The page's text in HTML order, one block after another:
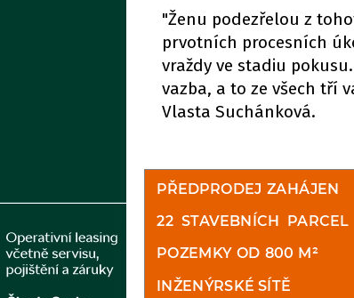
"Ženu podezřelou z
prvotních procesních
vraždy ve stadiu
vazba, a to ze všech tří
Vlasta Suchánková.